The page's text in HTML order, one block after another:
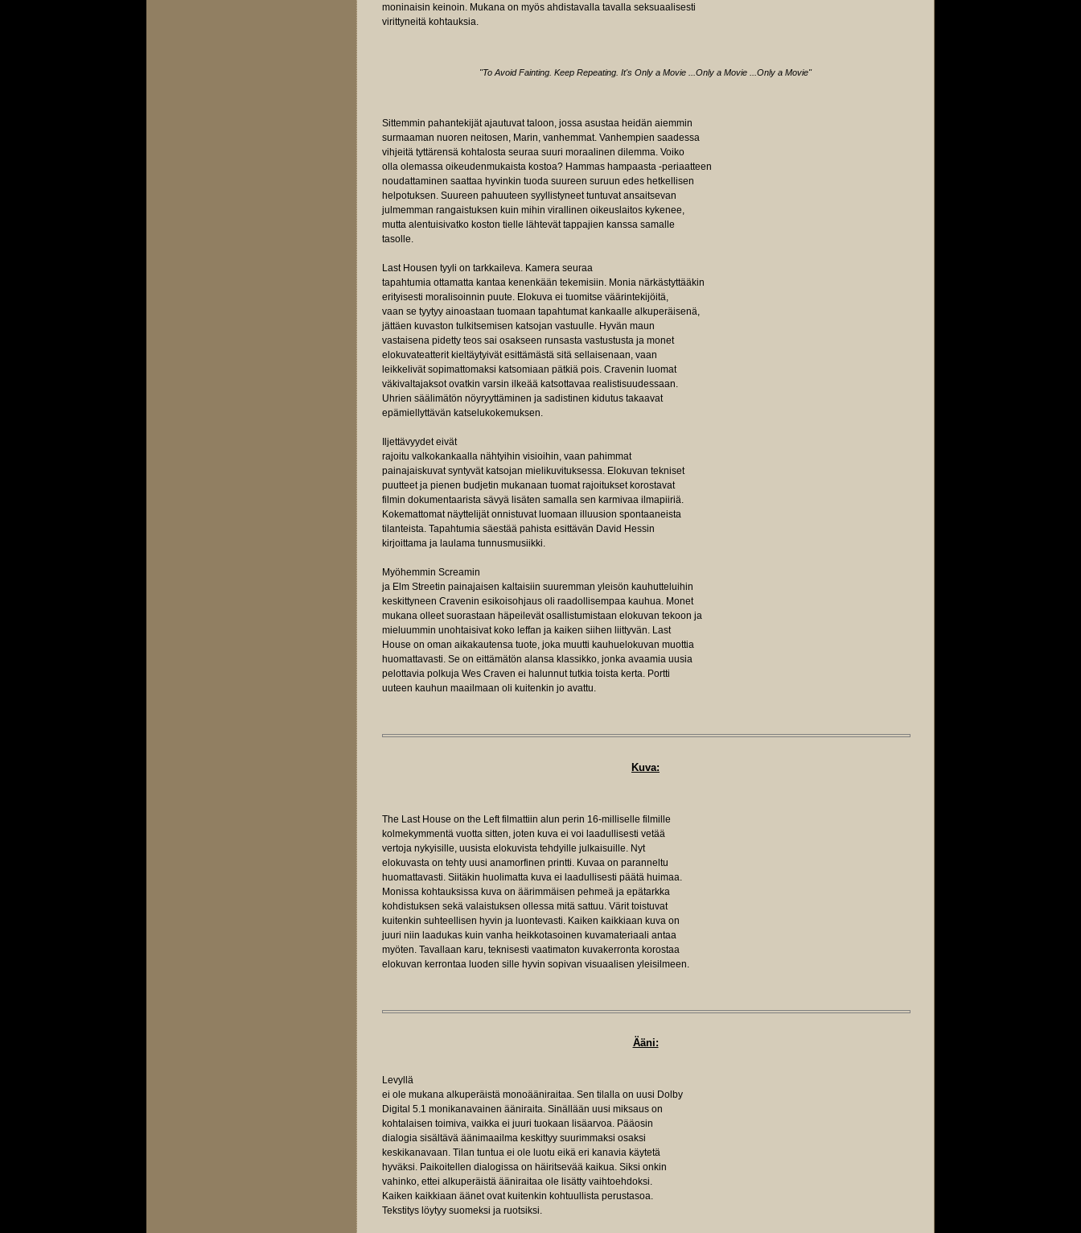
moninaisin keinoin. Mukana on myös ahdistavalla tavalla seksuaalisesti
virittyneitä kohtauksia.
"To Avoid Fainting. Keep Repeating. It's Only a Movie ...Only a Movie ...Only a Movie"
Sittemmin pahantekijät ajautuvat taloon, jossa asustaa heidän aiemmin
surmaaman nuoren neitosen, Marin, vanhemmat. Vanhempien saadessa
vihjeitä tyttärensä kohtalosta seuraa suuri moraalinen dilemma. Voiko
olla olemassa oikeudenmukaista kostoa? Hammas hampaasta -periaatteen
noudattaminen saattaa hyvinkin tuoda suureen suruun edes hetkellisen
helpotuksen. Suureen pahuuteen syyllistyneet tuntuvat ansaitsevan
julmemman rangaistuksen kuin mihin virallinen oikeuslaitos kykenee,
mutta alentuisivatko koston tielle lähtevät tappajien kanssa samalle
tasolle.
Last Housen tyyli on tarkkaileva. Kamera seuraa
tapahtumia ottamatta kantaa kenenkään tekemisiin. Monia närkästyttääkin
erityisesti moralisoinnin puute. Elokuva ei tuomitse väärintekijöitä,
vaan se tyytyy ainoastaan tuomaan tapahtumat kankaalle alkuperäisenä,
jättäen kuvaston tulkitsemisen katsojan vastuulle. Hyvän maun
vastaisena pidetty teos sai osakseen runsasta vastustusta ja monet
elokuvateatterit kieltäytyivät esittämästä sitä sellaisenaan, vaan
leikkelivät sopimattomaksi katsomiaan pätkiä pois. Cravenin luomat
väkivaltajaksot ovatkin varsin ilkeää katsottavaa realistisuudessaan.
Uhrien säälimätön nöyryyttäminen ja sadistinen kidutus takaavat
epämiellyttävän katselukokemuksen.
Iljettävyydet eivät
rajoitu valkokankaalla nähtyihin visioihin, vaan pahimmat
painajaiskuvat syntyvät katsojan mielikuvituksessa. Elokuvan tekniset
puutteet ja pienen budjetin mukanaan tuomat rajoitukset korostavat
filmin dokumentaarista sävyä lisäten samalla sen karmivaa ilmapiiriä.
Kokemattomat näyttelijät onnistuvat luomaan illuusion spontaaneista
tilanteista. Tapahtumia säestää pahista esittävän David Hessin
kirjoittama ja laulama tunnusmusiikki.
Myöhemmin Screamin
ja Elm Streetin painajaisen kaltaisiin suuremman yleisön kauhutteluihin
keskittyneen Cravenin esikoisohjaus oli raadollisempaa kauhua. Monet
mukana olleet suorastaan häpeilevät osallistumistaan elokuvan tekoon ja
mieluummin unohtaisivat koko leffan ja kaiken siihen liittyvän. Last
House on oman aikakautensa tuote, joka muutti kauhuelokuvan muottia
huomattavasti. Se on eittämätön alansa klassikko, jonka avaamia uusia
pelottavia polkuja Wes Craven ei halunnut tutkia toista kerta. Portti
uuteen kauhun maailmaan oli kuitenkin jo avattu.
Kuva:
The Last House on the Left filmattiin alun perin 16-milliselle filmille
kolmekymmentä vuotta sitten, joten kuva ei voi laadullisesti vetää
vertoja nykyisille, uusista elokuvista tehdyille julkaisuille. Nyt
elokuvasta on tehty uusi anamorfinen printti. Kuvaa on paranneltu
huomattavasti. Siitäkin huolimatta kuva ei laadullisesti päätä huimaa.
Monissa kohtauksissa kuva on äärimmäisen pehmeä ja epätarkka
kohdistuksen sekä valaistuksen ollessa mitä sattuu. Värit toistuvat
kuitenkin suhteellisen hyvin ja luontevasti. Kaiken kaikkiaan kuva on
juuri niin laadukas kuin vanha heikkotasoinen kuvamateriaali antaa
myöten. Tavallaan karu, teknisesti vaatimaton kuvakerronta korostaa
elokuvan kerrontaa luoden sille hyvin sopivan visuaalisen yleisilmeen.
Ääni:
Levyllä
ei ole mukana alkuperäistä monoääniraitaa. Sen tilalla on uusi Dolby
Digital 5.1 monikanavainen ääniraita. Sinällään uusi miksaus on
kohtalaisen toimiva, vaikka ei juuri tuokaan lisäarvoa. Pääosin
dialogia sisältävä äänimaailma keskittyy suurimmaksi osaksi
keskikanavaan. Tilan tuntua ei ole luotu eikä eri kanavia käytetä
hyväksi. Paikoitellen dialogissa on häiritsevää kaikua. Siksi onkin
vahinko, ettei alkuperäistä ääniraitaa ole lisätty vaihtoehdoksi.
Kaiken kaikkiaan äänet ovat kuitenkin kohtuullista perustasoa.
Tekstitys löytyy suomeksi ja ruotsiksi.